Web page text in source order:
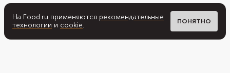
На Food.ru применяются рекомендательные
технологии и cookie. ПОНЯТНО